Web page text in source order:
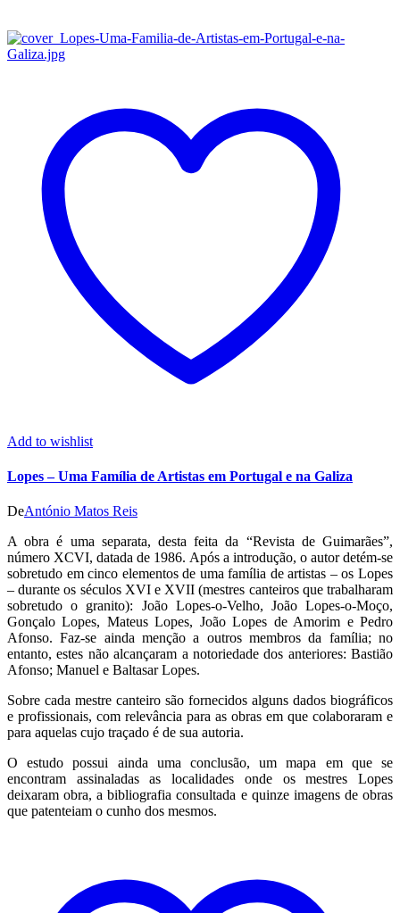
Add to wishlist
Lopes – Uma Família de Artistas em Portugal e na Galiza
DeAntónio Matos Reis
A obra é uma separata, desta feita da “Revista de Guimarães”,
número XCVI, datada de 1986. Após a introdução, o autor detém-se
sobretudo em cinco elementos de uma família de artistas – os Lopes
– durante os séculos XVI e XVII (mestres canteiros que trabalharam
sobretudo o granito): João Lopes-o-Velho, João Lopes-o-Moço,
Gonçalo Lopes, Mateus Lopes, João Lopes de Amorim e Pedro
Afonso. Faz-se ainda menção a outros membros da família; no
entanto, estes não alcançaram a notoriedade dos anteriores: Bastião
Afonso; Manuel e Baltasar Lopes.
Sobre cada mestre canteiro são fornecidos alguns dados biográficos
e profissionais, com relevância para as obras em que colaboraram e
para aquelas cujo traçado é de sua autoria.
O estudo possui ainda uma conclusão, um mapa em que se
encontram assinaladas as localidades onde os mestres Lopes
deixaram obra, a bibliografia consultada e quinze imagens de obras
que patenteiam o cunho dos mesmos.